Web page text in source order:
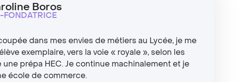
Boros
FONDATRICE
dans mes envies de métiers au Lycée, je me
exemplaire, vers la voie « royale », selon les
une prépa HEC. Je continue machinalement et je
école de commerce.